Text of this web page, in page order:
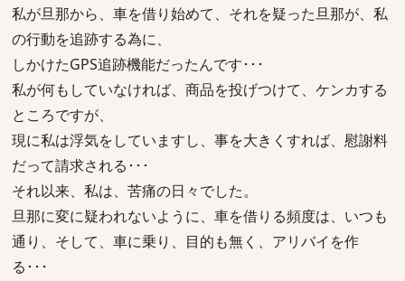
私が旦那から、車を借り始めて、それを疑った旦那が、私
の行動を追跡する為に、
しかけたGPS追跡機能だったんです･･･
私が何もしていなければ、商品を投げつけて、ケンカする
ところですが、
現に私は浮気をしていますし、事を大きくすれば、慰謝料
だって請求される･･･
それ以来、私は、苦痛の日々でした。
旦那に変に疑われないように、車を借りる頻度は、いつも
通り、そして、車に乗り、目的も無く、アリバイを作
る･･･